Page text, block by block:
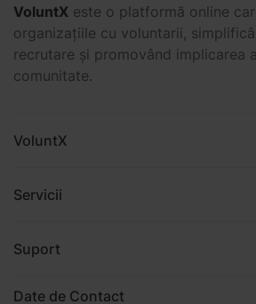
VoluntX este o platformă online
organizațiile cu voluntarii,
recrutare și promovând implicarea
comunitate.
VoluntX
Servicii
Suport
Date de Contact